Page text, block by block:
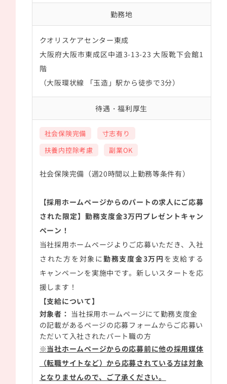
勤務地
クオリスケアセンター東成
大阪府大阪市東成区中道3-13-23 大阪靴下会館1
階
（大阪環状線 「玉造」駅から徒歩で3分）
待遇・福利厚生
社会保険完備
寸志有り
扶養内控除考慮
副業OK
社会保険完備（週20時間以上勤務等条件有）
【採用ホームページからのパートの求人にご応募
された限定】勤務支度金3万円プレゼントキャン
ペーン！
当社採用ホームページよりご応募いただき、入社
された方を対象に勤務支度金3万円 を支給する
キャンペーンを実施中です。新しいスタートを応
援します！
【支給について】
対象者： 当社採用ホームページにて勤務支度金
の記載があるページの応募フォームからご応募い
ただいて入社されたパート職の方
※当社ホームページからの応募前に他の採用媒体
（転職サイトなど）から応募されている方は対象
となりませんので、ご了承ください。